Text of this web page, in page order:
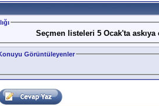
Seçmen listeleri 5 Ocak'ta askıya
Görüntüleyenler